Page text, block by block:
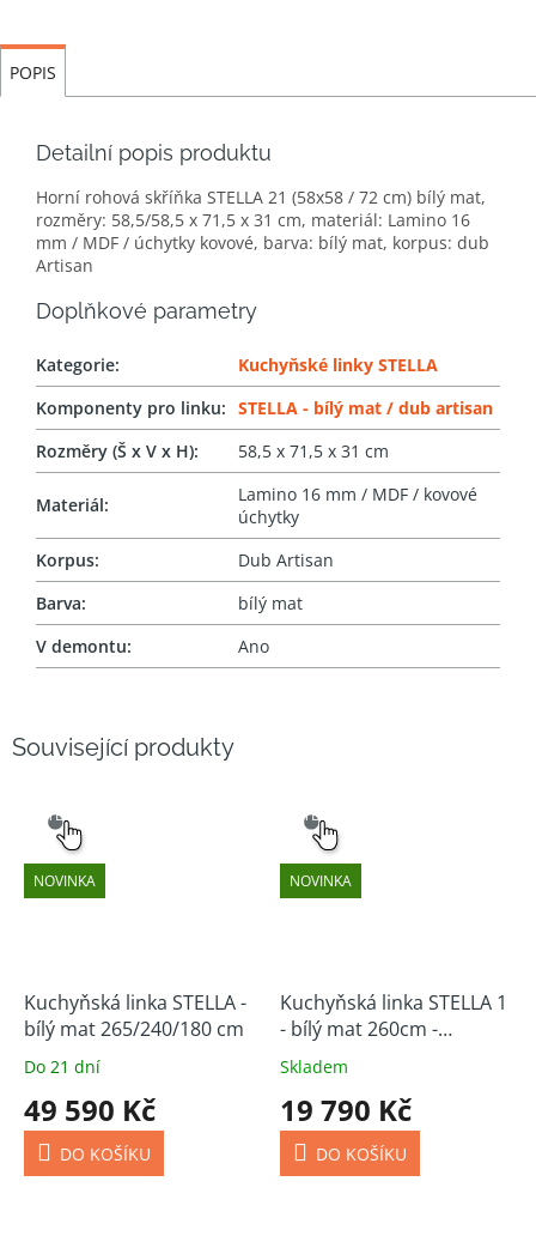
Související produkty
NOVINKA
VÝBĚR
Kuchyňská linka STELLA -
bílý mat 265/240/180 cm
Do 21 dní
49 590 Kč
DO KOŠÍKU
NOVINKA
VÝBĚR
Kuchyňská linka STELLA 1
- bílý mat 260cm -
skladem
Skladem
19 790 Kč
DO KOŠÍKU
POPIS
Detailní popis produktu
Horní rohová skříňka STELLA 21 (58x58 / 72 cm) bílý mat,
rozměry: 58,5/58,5 x 71,5 x 31 cm, materiál: Lamino 16
mm / MDF / úchytky kovové, barva: bílý mat, korpus: dub
Artisan
Doplňkové parametry
Kategorie:
Kuchyňské linky STELLA
Komponenty pro linku: STELLA - bílý mat / dub artisan
Rozměry (Š x V x H): 58,5 x 71,5 x 31 cm
Materiál:
Lamino 16 mm / MDF / kovové
úchytky
Korpus:
Dub Artisan
Barva:
bílý mat
V demontu: Ano